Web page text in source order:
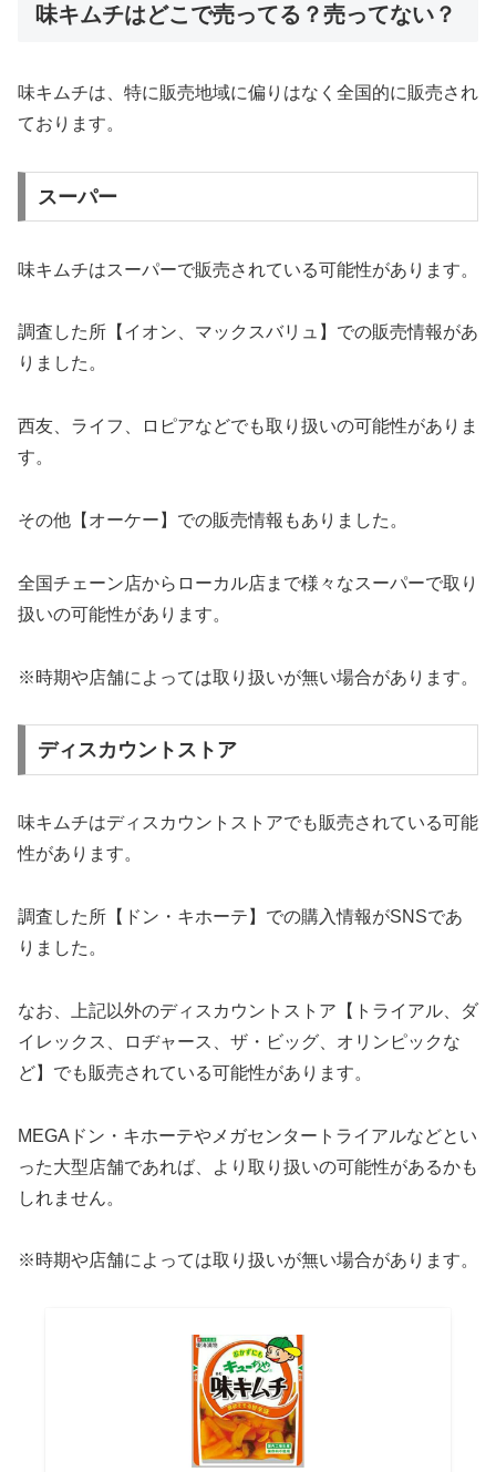
味キムチはどこで売ってる？売ってない？
味キムチは、特に販売地域に偏りはなく全国的に販売され
ております。
スーパー
味キムチはスーパーで販売されている可能性があります。
調査した所【イオン、マックスバリュ】での販売情報があ
りました。
西友、ライフ、ロピアなどでも取り扱いの可能性がありま
す。
その他【オーケー】での販売情報もありました。
全国チェーン店からローカル店まで様々なスーパーで取り
扱いの可能性があります。
※時期や店舗によっては取り扱いが無い場合があります。
ディスカウントストア
味キムチはディスカウントストアでも販売されている可能
性があります。
調査した所【ドン・キホーテ】での購入情報がSNSであ
りました。
なお、上記以外のディスカウントストア【トライアル、ダ
イレックス、ロヂャース、ザ・ビッグ、オリンピックな
ど】でも販売されている可能性があります。
MEGAドン・キホーテやメガセンタートライアルなどとい
った大型店舗であれば、より取り扱いの可能性があるかも
しれません。
※時期や店舗によっては取り扱いが無い場合があります。